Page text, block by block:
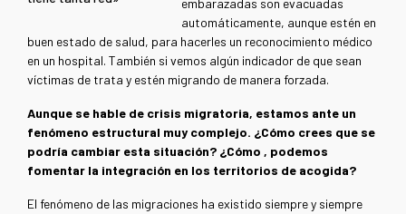
embarazadas son evacuadas
automáticamente, aunque estén en
buen estado de salud, para hacerles un reconocimiento médico
en un hospital. También si vemos algún indicador de que sean
víctimas de trata y estén migrando de manera forzada.
Aunque se hable de crisis migratoria, estamos ante un
fenómeno estructural muy complejo. ¿Cómo crees que se
podría cambiar esta situación? ¿Cómo , podemos
fomentar la integración en los territorios de acogida?
El fenómeno de las migraciones ha existido siempre y siempre